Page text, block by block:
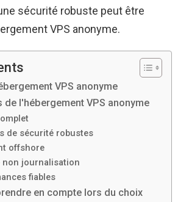
sécurité robuste peut être
VPS anonyme.
VPS anonyme
de l'hébergement VPS anonyme
de sécurité robustes
offshore
non journalisation
fiables
en compte lors du choix